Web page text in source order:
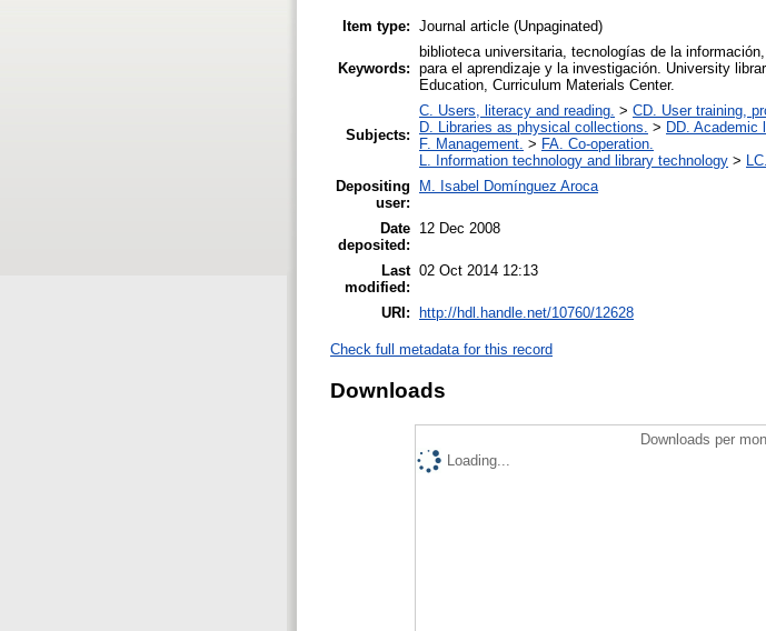
Item type: Journal article (Unpaginated)
Keywords:
biblioteca universitaria, tecnologías de la
para el aprendizaje y la investigación. University
Education, Curriculum Materials Center.
Subjects:
C. Users, literacy and reading. > CD. User training,
D. Libraries as physical collections. > DD. Academic
F. Management. > FA. Co-operation.
L. Information technology and library technology >
Depositing
user:
M. Isabel Domínguez Aroca
Date
deposited:
12 Dec 2008
Last
modified:
02 Oct 2014 12:13
URI: http://hdl.handle.net/10760/12628
Check full metadata for this record
Downloads
Downloads per
Loading...